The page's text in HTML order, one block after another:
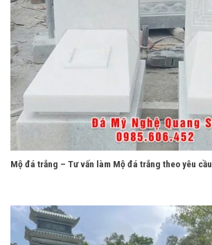
Mộ đá trắng – Tư vấn làm Mộ đá trắng theo yêu cầu